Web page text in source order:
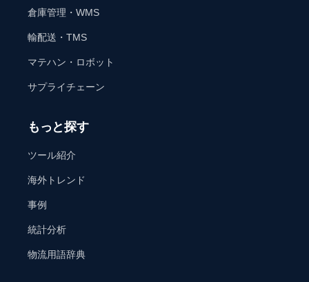
倉庫管理・WMS
輸配送・TMS
マテハン・ロボット
サプライチェーン
もっと探す
ツール紹介
海外トレンド
事例
統計分析
物流用語辞典